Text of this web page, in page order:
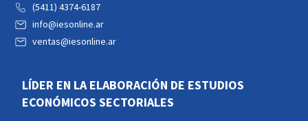
(5411) 4374-6187
info@iesonline.ar
ventas@iesonline.ar
LÍDER EN LA ELABORACIÓN DE ESTUDIOS
ECONÓMICOS SECTORIALES